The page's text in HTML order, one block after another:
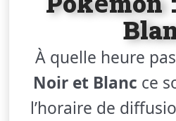
À quelle heure
Noir et Blanc ce
l’horaire de